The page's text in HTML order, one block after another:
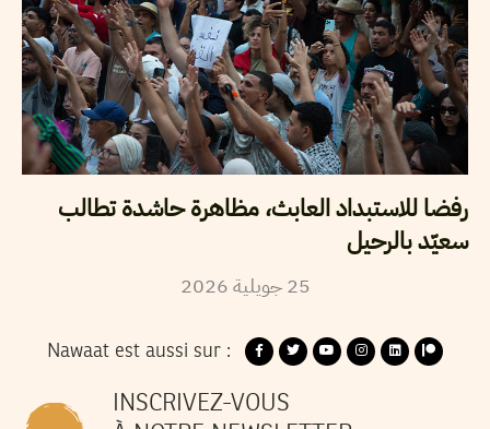
رفضا للاستبداد العابث، مظاهرة حاشدة تطالب
سعيّد بالرحيل
25 جويلية2026
Nawaat est aussi sur :
INSCRIVEZ-VOUS